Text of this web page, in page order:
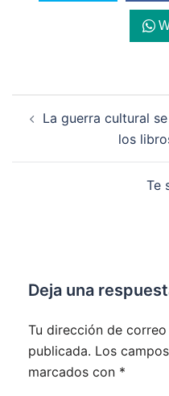
de La guerra cultural
los
Te
Deja una
Tu dirección de
publicada. Los
marcados con *